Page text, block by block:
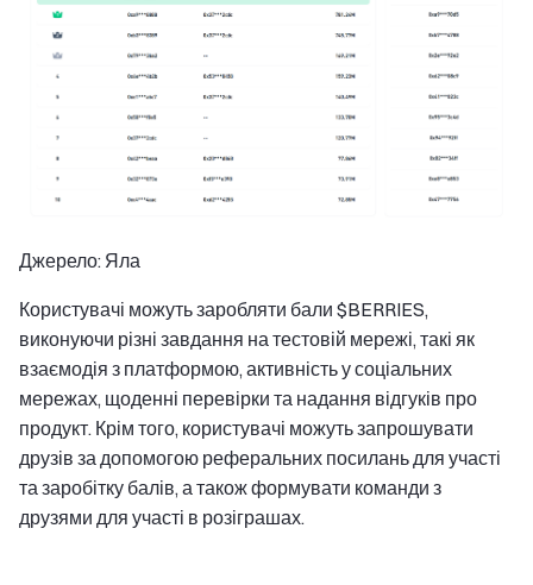
Джерело: Яла
Користувачі можуть заробляти бали $BERRIES,
виконуючи різні завдання на тестовій мережі, такі як
взаємодія з платформою, активність у соціальних
мережах, щоденні перевірки та надання відгуків про
продукт. Крім того, користувачі можуть запрошувати
друзів за допомогою реферальних посилань для участі
та заробітку балів, а також формувати команди з
друзями для участі в розіграшах.